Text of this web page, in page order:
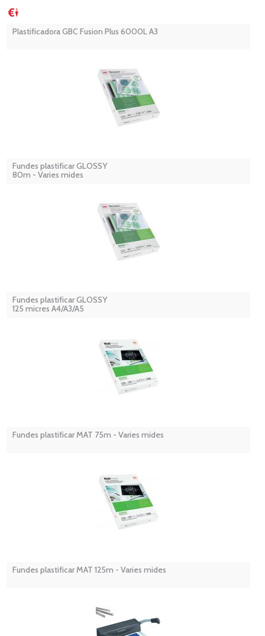
Plastificadora GBC Fusion Plus 6000L A3
Fundes plastificar GLOSSY
80m - Varies mides
Fundes plastificar GLOSSY
125 micres A4/A3/A5
Fundes plastificar MAT 75m - Varies mides
Fundes plastificar MAT 125m - Varies mides